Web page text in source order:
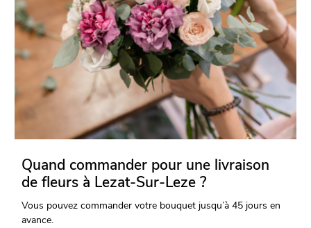
Quand commander pour une livraison
de fleurs à Lezat-Sur-Leze ?
Vous pouvez commander votre bouquet jusqu’à 45 jours en
avance.